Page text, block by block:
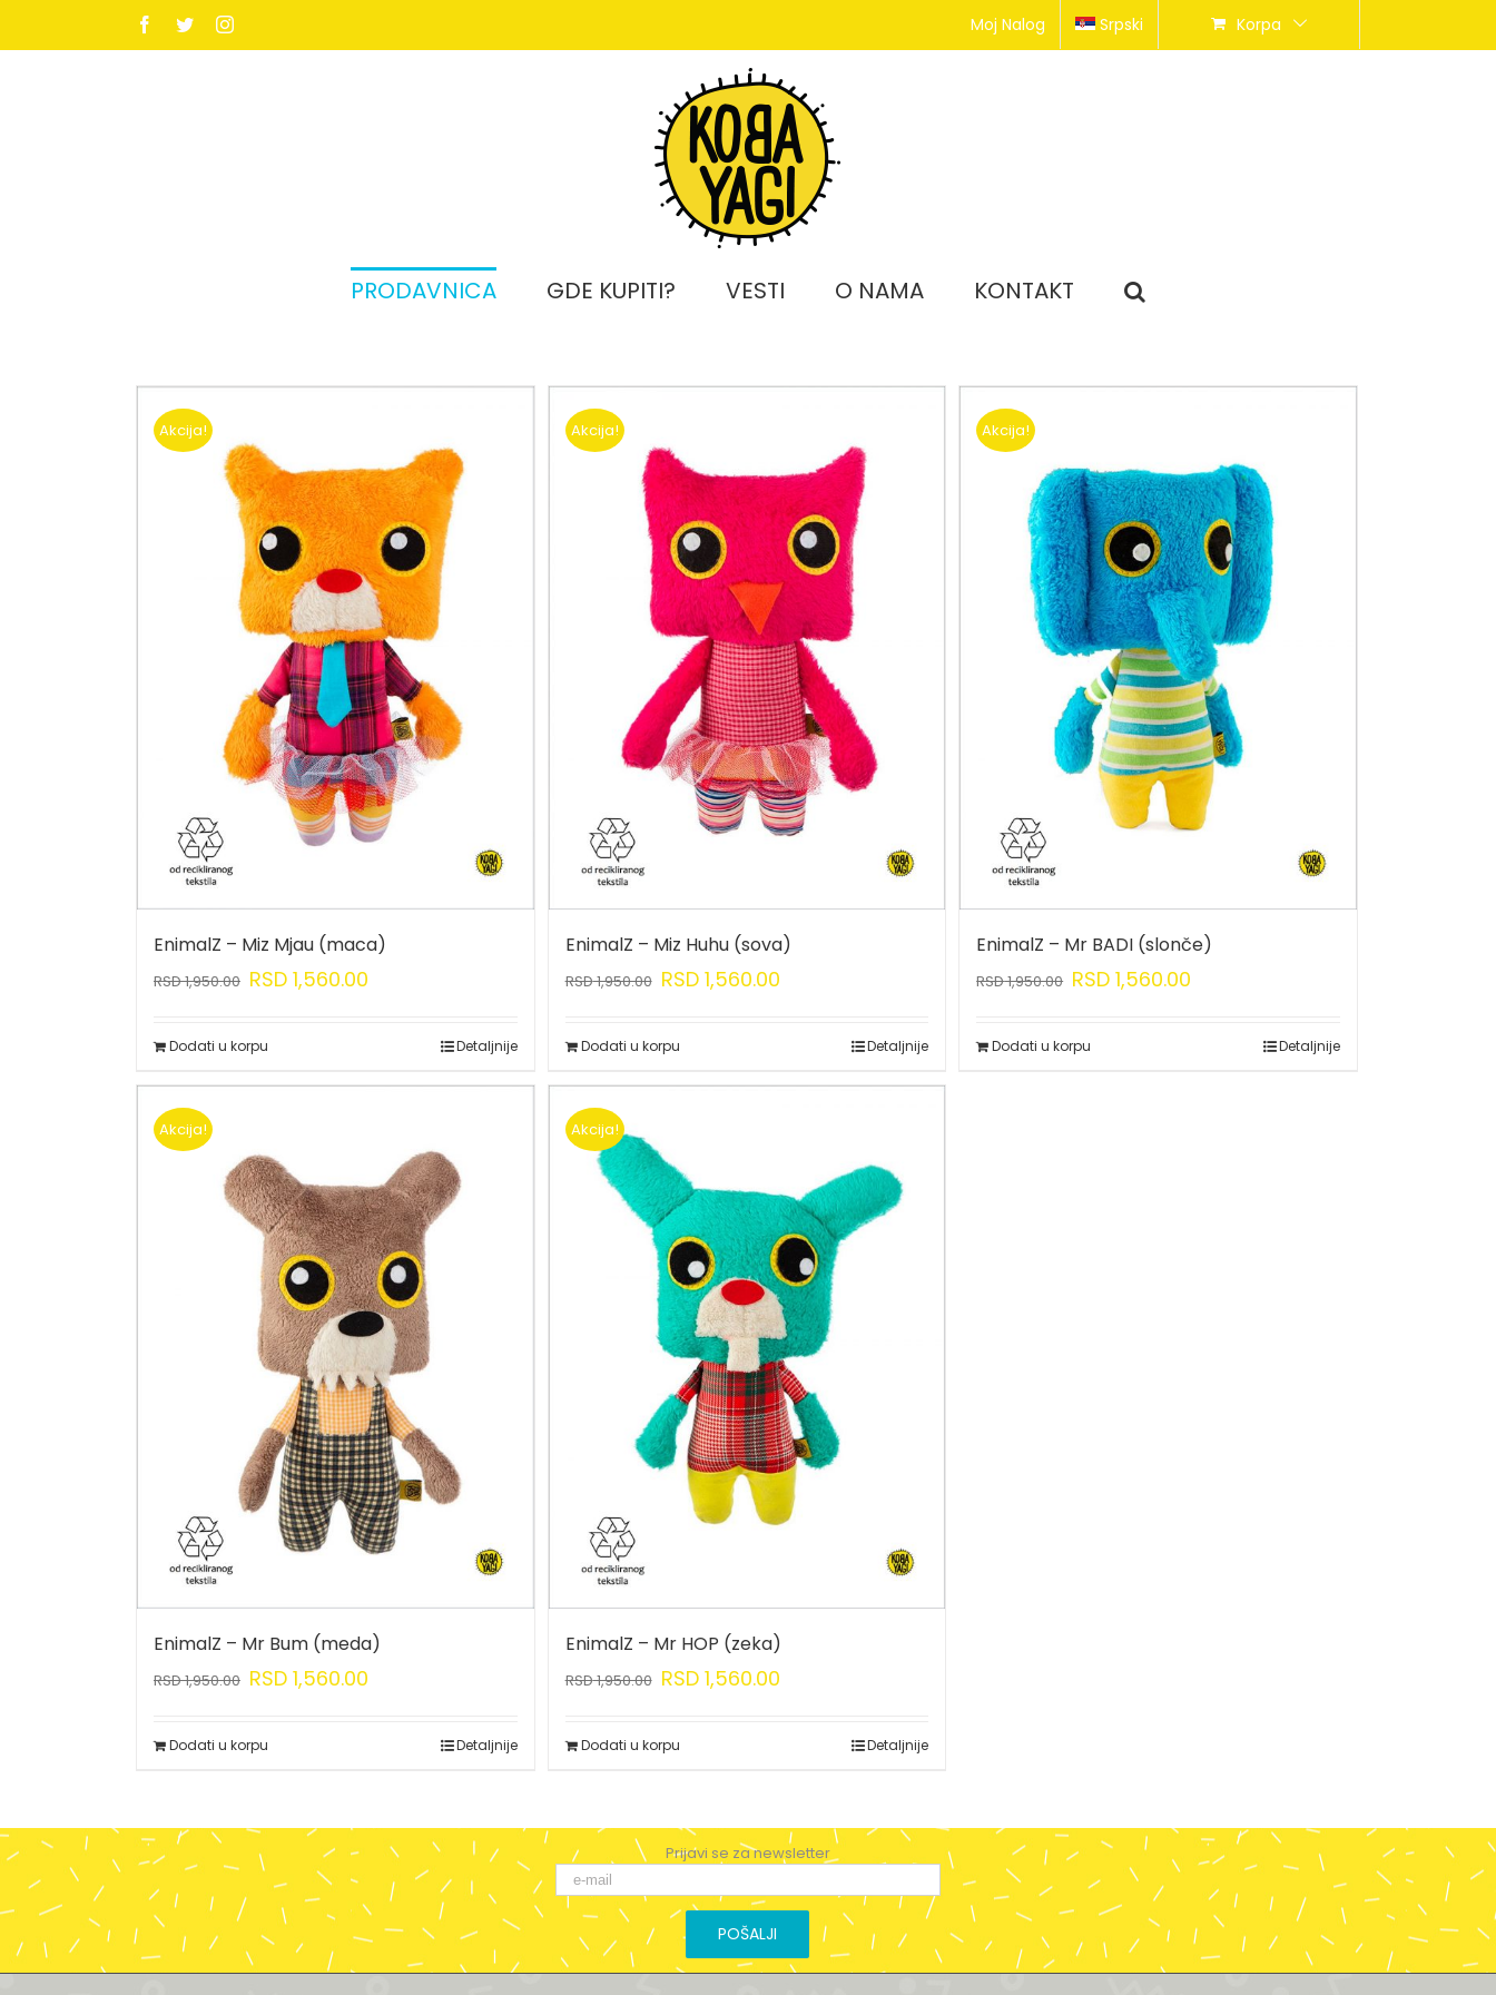
Facebook
TwitterInstagram Moj Nalog Srpski Korpa
PRODAVNICA GDE KUPITI? VESTI O NAMA KONTAKT
Akcija!
EnimalZ – Miz Mjau (maca)
RSD1,950.00 RSD 1,560.00
Dodati u korpu Detaljnije
Akcija!
EnimalZ – Miz Huhu (sova)
RSD1,950.00 RSD1,560.00
Dodati u korpu Detaljnije
Akcija!
EnimalZ – Mr BADI (slonče)
RSD1,950.00 RSD 1,560.00
Dodati u korpu Detaljnije
Akcija!
EnimalZ – Mr Bum (meda)
RSD1,950.00 RSD 1,560.00
Dodati u korpu Detaljnije
Akcija!
EnimalZ – Mr HOP (zeka)
RSD1,950.00 RSD1,560.00
Dodati u korpu Detaljnije
Prijavi se za newsletter